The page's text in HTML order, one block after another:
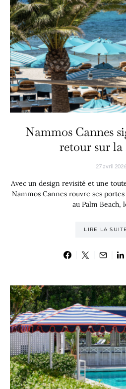
Nammos Cannes
retour sur
27 avril 2026
Avec un design revisité et une
Nammos Cannes rouvre ses
au Palm Beach,
LIRE LA SUITE